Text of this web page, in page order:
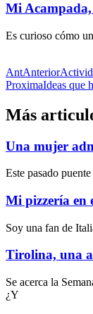
Mi
Es curioso cómo
AntAnterior
ProximaIdeas que
Más
Una mujer
Este pasado
Mi pizzería en
Soy una fan de
Tirolina, una
Se acerca la
¿Y